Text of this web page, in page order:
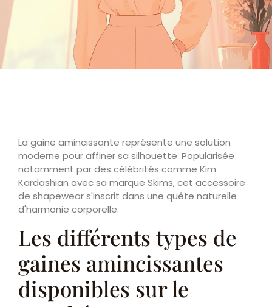
La gaine amincissante représente une solution
moderne pour affiner sa silhouette. Popularisée
notamment par des célébrités comme Kim
Kardashian avec sa marque Skims, cet accessoire
de shapewear s'inscrit dans une quête naturelle
d'harmonie corporelle.
Les différents types de
gaines amincissantes
disponibles sur le